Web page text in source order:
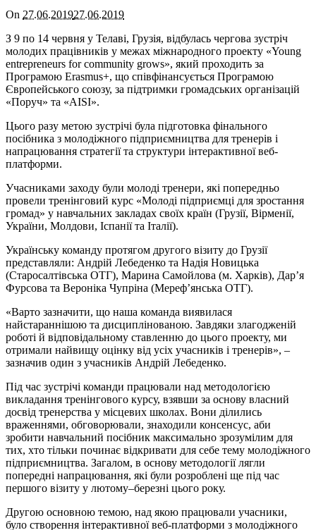
On 27.06.201927.06.2019
З 9 по 14 червня у Телаві, Грузія, відбулась чергова зустріч
молодих працівників у межах міжнародного проекту «Young
entrepreneurs for community grows», який проходить за
Програмою Erasmus+, що співфінансується Програмою
Європейського союзу, за підтримки громадських організацій
«Поруч» та «AISI».
Цього разу метою зустрічі була підготовка фінального
посібника з молодіжного підприємництва для тренерів і
напрацювання стратегії та структури інтерактивної веб-
платформи.
Учасниками заходу були молоді тренери, які попередньо
провели тренінговий курс «Молоді підприємці для зростання
громад» у навчальних закладах своїх країн (Грузії, Вірменії,
України, Молдови, Іспанії та Італії).
Українську команду протягом другого візиту до Грузії
представляли: Андрій Лебеденко та Надія Новицька
(Старосалтівська ОТГ), Марина Самойлова (м. Харків), Дар’я
Фурсова та Вероніка Чупріна (Мереф’янська ОТГ).
«Варто зазначити, що наша команда виявилася
найстараннішою та дисциплінованою. Завдяки злагодженій
роботі й відповідальному ставленню до цього проекту, ми
отримали найвищу оцінку від усіх учасників і тренерів», –
зазначив один з учасників Андрій Лебеденко.
Під час зустрічі команди працювали над методологією
викладання тренінгового курсу, взявши за основу власний
досвід тренерства у місцевих школах. Вони ділились
враженнями, обговорювали, знаходили консенсус, аби
зробити навчальний посібник максимально зрозумілим для
тих, хто тільки починає відкривати для себе тему молодіжного
підприємництва. Загалом, в основу методології лягли
попередні напрацювання, які були розроблені ще під час
першого візиту у лютому–березні цього року.
Другою основною темою, над якою працювали учасники,
було створення інтерактивної веб-платформи з молодіжного